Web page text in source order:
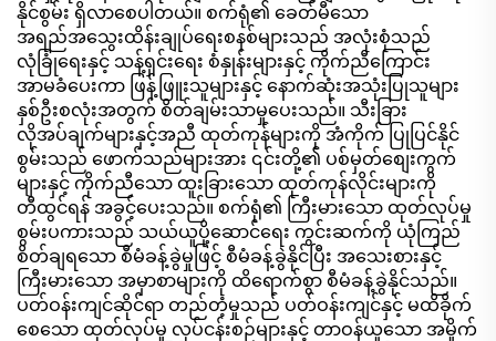
နိုင်စွမ်း ရှိလာစေပါတယ်။ စက်ရုံ၏ ခေတ်မီသော
အရည်အသွေးထိန်းချုပ်ရေးစနစ်များသည် အလုံးစုံသည်
လုံခြုံရေးနှင့် သန့်ရှင်းရေး စံနှုန်းများနှင့် ကိုက်ညီကြောင်း
အာမခံပေးကာ ဖြန့်ဖြူးသူများနှင့် နောက်ဆုံးအသုံးပြုသူများ
နှစ်ဦးစလုံးအတွက် စိတ်ချမ်းသာမှုပေးသည်။ သီးခြား
လိုအပ်ချက်များနှင့်အညီ ထုတ်ကုန်များကို အံကိုက် ပြုပြင်နိုင်
စွမ်းသည် ဖောက်သည်များအား ၎င်းတို့၏ ပစ်မှတ်စျေးကွက်
များနှင့် ကိုက်ညီသော ထူးခြားသော ထုတ်ကုန်လိုင်းများကို
တီထွင်ရန် အခွင့်ပေးသည်။ စက်ရုံ၏ ကြီးမားသော ထုတ်လုပ်မှု
စွမ်းပကားသည် သယ်ယူပို့ဆောင်ရေး ကွင်းဆက်ကို ယုံကြည်
စိတ်ချရသော စီမံခန့်ခွဲမှုဖြင့် စီမံခန့်ခွဲနိုင်ပြီး အသေးစားနှင့်
ကြီးမားသော အမှာစာများကို ထိရောက်စွာ စီမံခန့်ခွဲနိုင်သည်။
ပတ်ဝန်းကျင်ဆိုင်ရာ တည်တံ့မှုသည် ပတ်ဝန်းကျင်နှင့် မထိခိုက်
စေသော ထုတ်လုပ်မှု လုပ်ငန်းစဉ်များနှင့် တာဝန်ယူသော အမှိုက်